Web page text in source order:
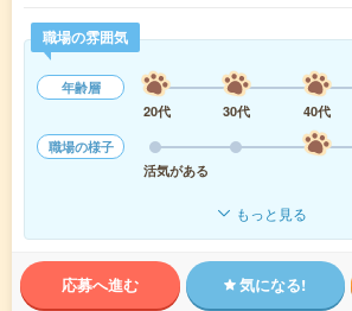
職場の雰囲気
年齢層
20代
30代 40代
職場の様子
活気がある
もっと見る
応募へ進む 気になる!